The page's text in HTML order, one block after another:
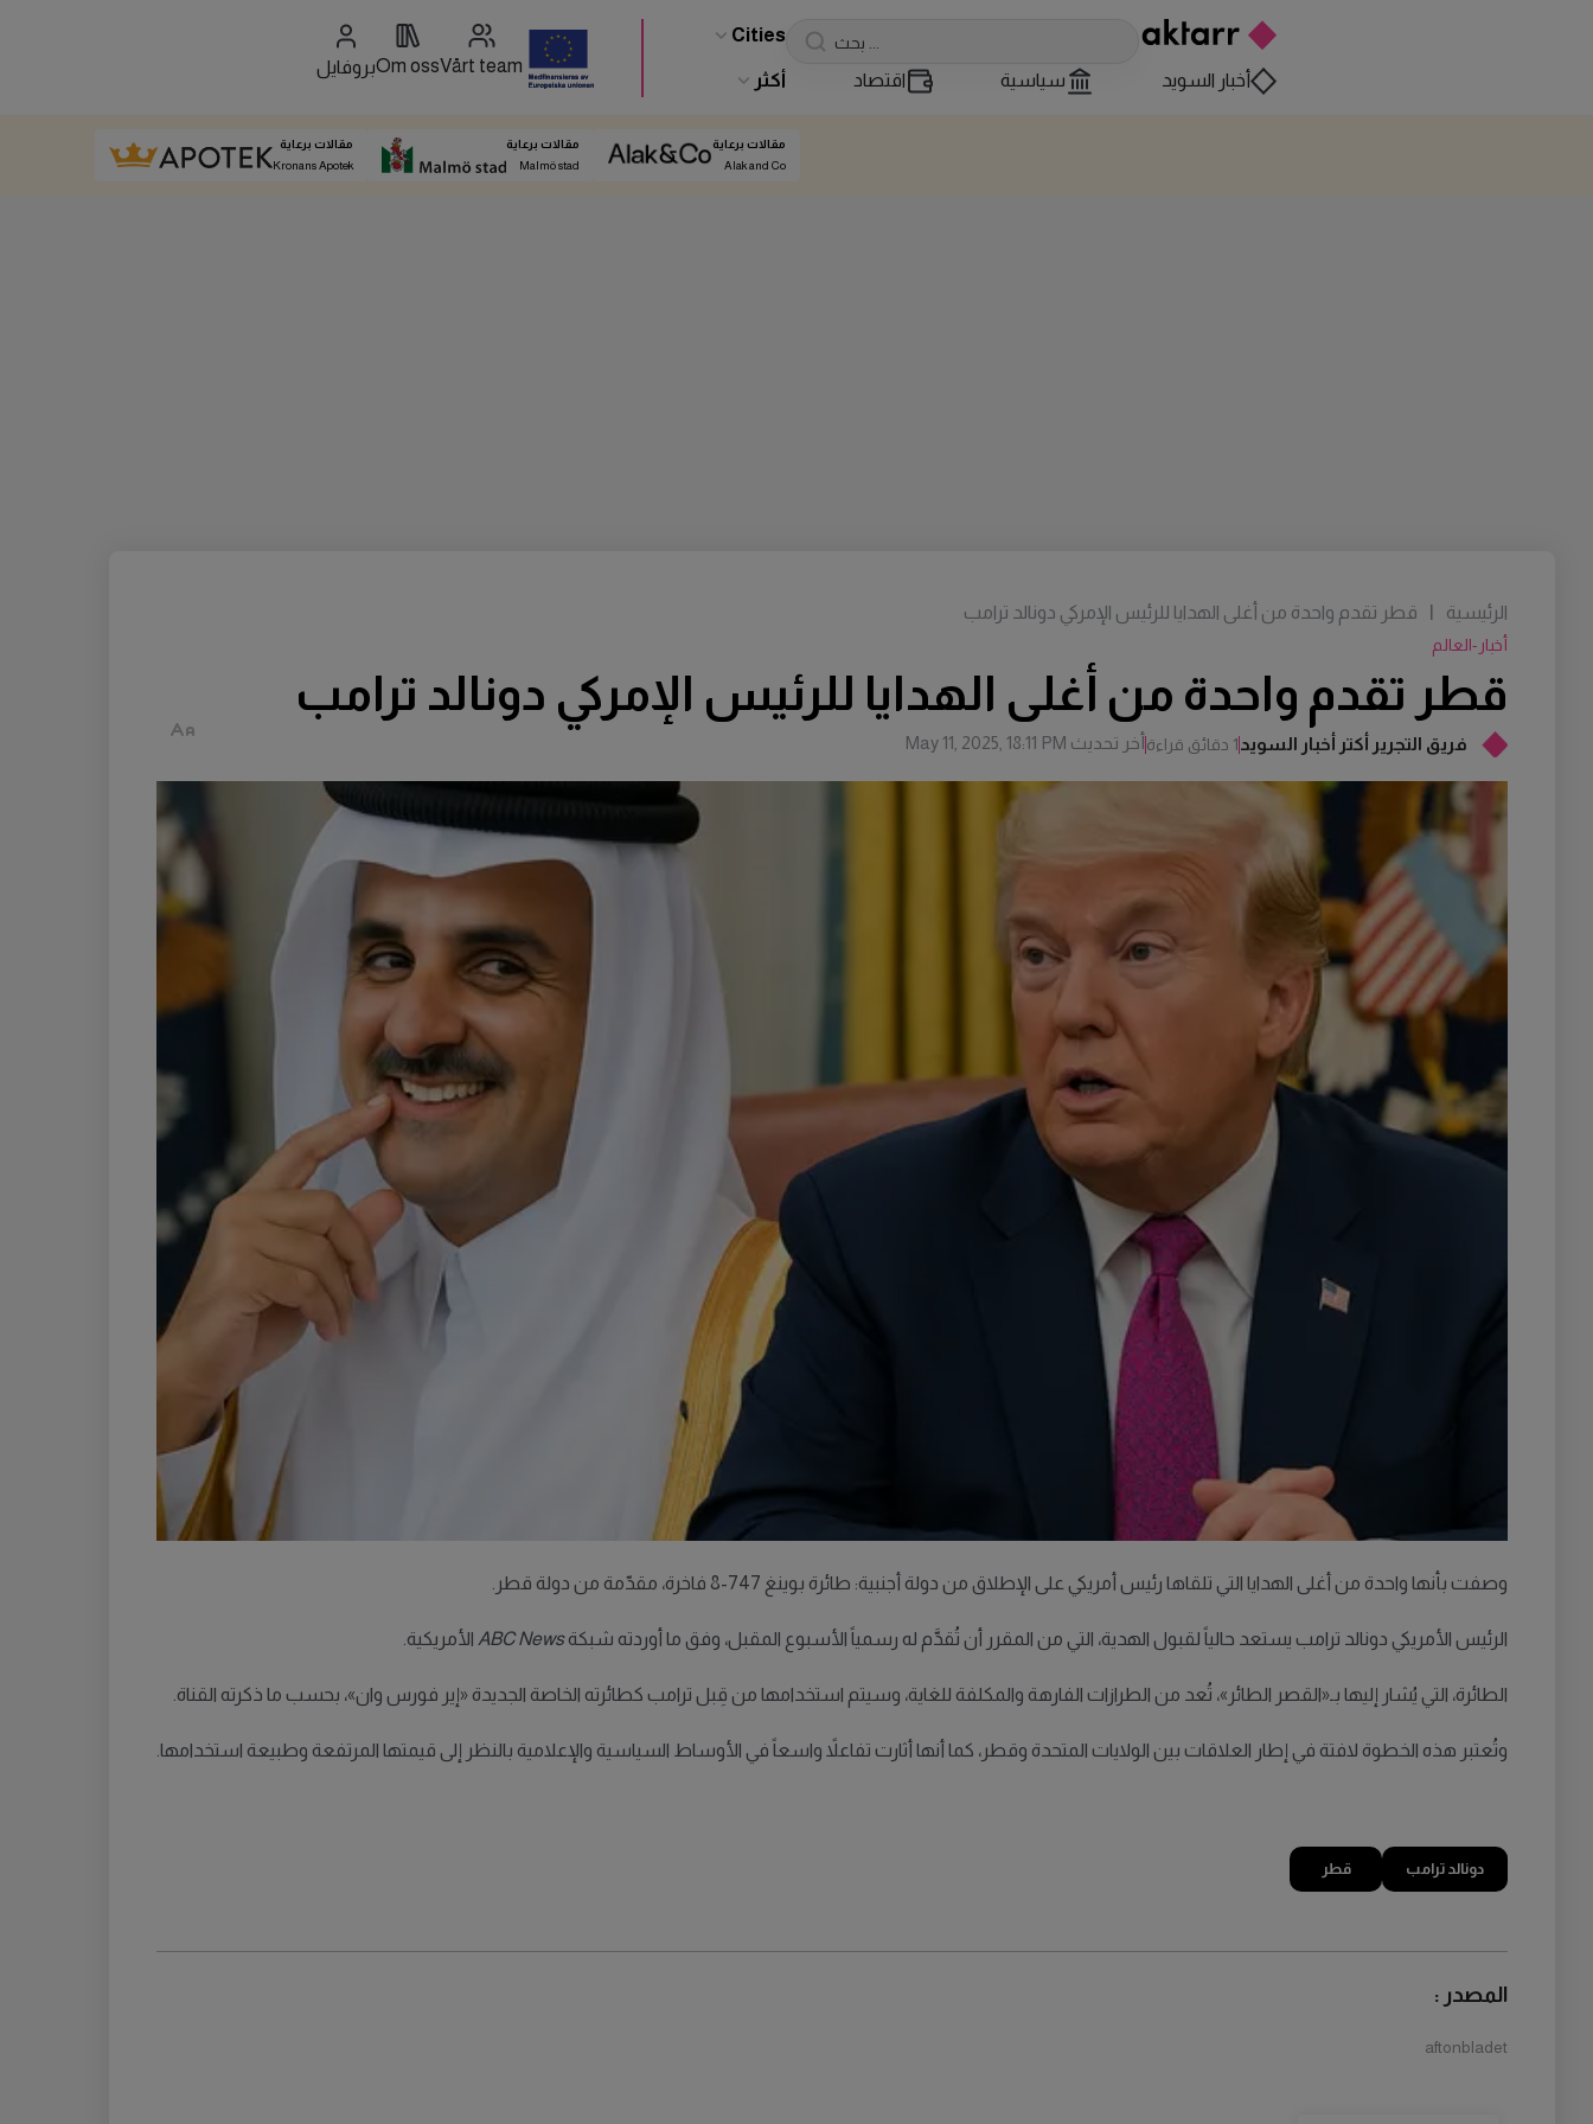
Cities
أخبار السويد سياسية اقتصاد أكثر
Vårt team
Om ossبروفايل
مقالات برعاية
Alak and Co
مقالات برعاية
Malmö stad
مقالات برعاية
Kronans Apotek
فريق التجرير أكتر أخبار السويد1 دقائق قراءة أخر تحديث May 11, 2025, 18:11 PM
قطر تقدم واحدة من أغلى الهدايا للرئيس الإمركي دونالد ترامب
أخبار-العالم
الرئيسية | قطر تقدم واحدة من أغلى الهدايا للرئيس الإمركي دونالد ترامب
وصفت بأنها واحدة من أغلى الهدايا التي تلقاها رئيس أمريكي على الإطلاق من دولة أجنبية: طائرة بوينغ 747-8 فاخرة، مقدّمة من دولة قطر.
الرئيس الأمريكي دونالد ترامب يستعد حالياً لقبول الهدية، التي من المقرر أن تُقدَّم له رسمياً الأسبوع المقبل، وفق ما أوردته شبكةABC News الأمريكية.
الطائرة، التي يُشار إليها بـ«القصر الطائر»، تُعد من الطرازات الفارهة والمكلفة للغاية، وسيتم استخدامها من قِبل ترامب كطائرته الخاصة الجديدة «إير فورس وان»، بحسب ما ذكرته القناة.
وتُعتبر هذه الخطوة لافتة في إطار العلاقات بين الولايات المتحدة وقطر، كما أنها أثارت تفاعلاً واسعاً في الأوساط السياسية والإعلامية بالنظر إلى قيمتها المرتفعة وطبيعة استخدامها.
دونالد ترامب قطر
المصدر :
aftonbladet